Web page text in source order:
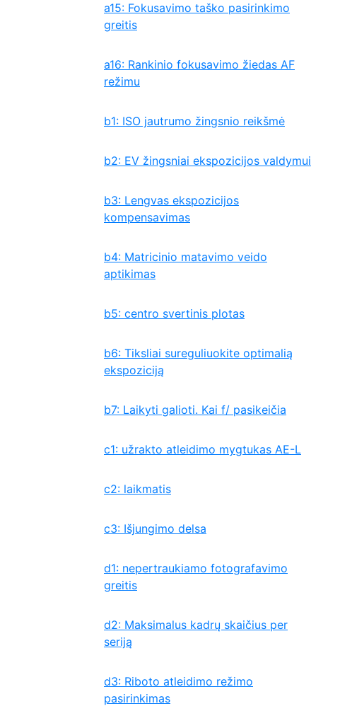
a15: Fokusavimo taško pasirinkimo
greitis
a16: Rankinio fokusavimo žiedas AF
režimu
b1: ISO jautrumo žingsnio reikšmė
b2: EV žingsniai ekspozicijos valdymui
b3: Lengvas ekspozicijos
kompensavimas
b4: Matricinio matavimo veido
aptikimas
b5: centro svertinis plotas
b6: Tiksliai sureguliuokite optimalią
ekspoziciją
b7: Laikyti galioti. Kai f/ pasikeičia
c1: užrakto atleidimo mygtukas AE-L
c2: laikmatis
c3: Išjungimo delsa
d1: nepertraukiamo fotografavimo
greitis
d2: Maksimalus kadrų skaičius per
seriją
d3: Riboto atleidimo režimo
pasirinkimas